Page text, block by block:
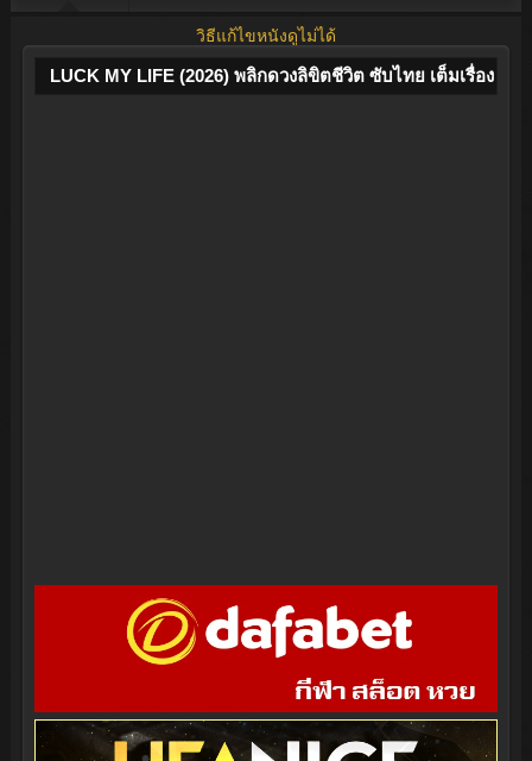
วิธีแก้ไขหนังดูไม่ได้
LUCK MY LIFE (2026) พลิกดวงลิขิตชีวิต ซับไทย เต็มเรื่อง